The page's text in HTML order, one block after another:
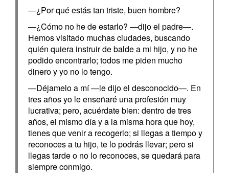
—¿Por qué estás tan triste, buen hombre?
—¿Cómo no he de estarlo? —dijo el padre—.
Hemos visitado muchas ciudades, buscando
quién quiera instruir de balde a mi hijo, y no he
podido encontrarlo; todos me piden mucho
dinero y yo no lo tengo.
—Déjamelo a mí —le dijo el desconocido—. En
tres años yo le enseñaré una profesión muy
lucrativa; pero, acuérdate bien: dentro de tres
años, el mismo día y a la misma hora que hoy,
tienes que venir a recogerlo; si llegas a tiempo y
reconoces a tu hijo, te lo podrás llevar; pero si
llegas tarde o no lo reconoces, se quedará para
siempre conmigo.